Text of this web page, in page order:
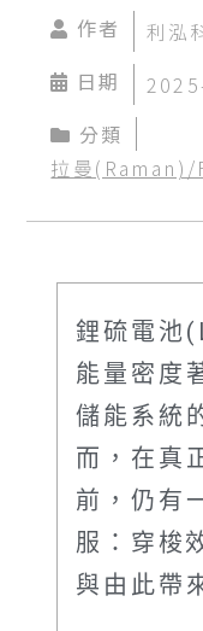
作者
利泓
日期
分類
拉曼(Raman)/
鋰硫電
能量密度
儲能系統
而，在真
前，仍有
服： 穿梭
與由此帶